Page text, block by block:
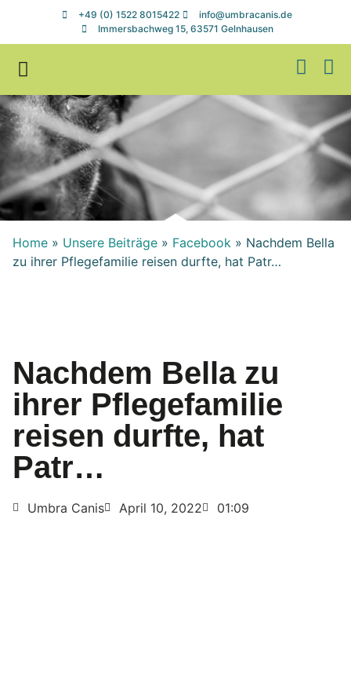
+49 (0) 1522 8015422
info@umbracanis.de
Immersbachweg 15, 63571 Gelnhausen
Home » Unsere Beiträge » Facebook » Nachdem Bella
zu ihrer Pflegefamilie reisen durfte, hat Patr…
Nachdem Bella zu
ihrer Pflegefamilie
reisen durfte, hat
Patr…
Umbra Canis April 10, 2022 01:09